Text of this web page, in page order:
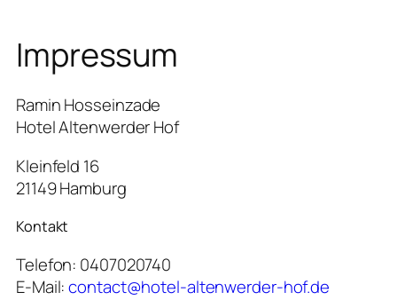
Impressum
Ramin Hosseinzade
Hotel Altenwerder Hof
Kleinfeld 16
21149 Hamburg
Kontakt
Telefon: 0407020740
E-Mail:contact@hotel-altenwerder-hof.de